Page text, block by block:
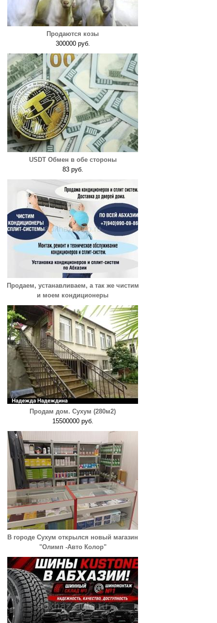
Продаются козы
300000 руб.
USDT Обмен в обе стороны
83 руб.
Продаем, устанавливаем, а так же чистим
и моем кондиционеры
Продам дом. Сухум (280м2)
15500000 руб.
В городе Сухум открылся новый магазин
"Олимп -Авто Колор"